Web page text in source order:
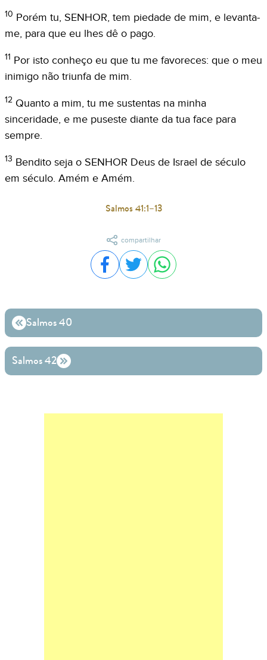
10 Porém tu, SENHOR, tem piedade de mim, e levanta-
me, para que eu lhes dê o pago.
11 Por isto conheço eu que tu me favoreces: que o meu
inimigo não triunfa de mim.
12 Quanto a mim, tu me sustentas na minha
sinceridade, e me puseste diante da tua face para
sempre.
13 Bendito seja o SENHOR Deus de Israel de século
em século. Amém e Amém.
Salmos 41:1–13
compartilhar
Compartilhar no Facebook
Compartilhar no Twitter
Compartilhar no
Salmos 40
Salmos 42